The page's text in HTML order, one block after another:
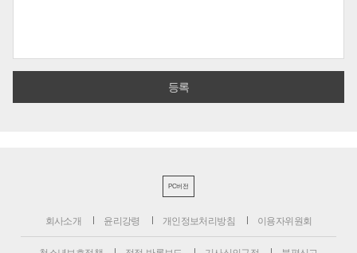
PC버전
회사소개 윤리강령 개인정보처리방침 이용자위원회